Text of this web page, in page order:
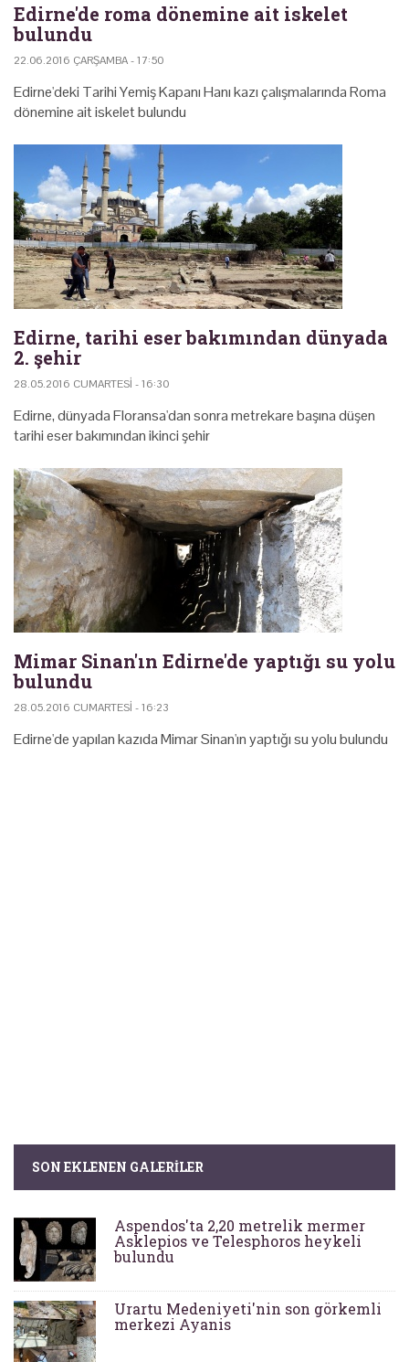
Edirne'de roma dönemine ait iskelet
bulundu
22.06.2016 ÇARŞAMBA - 17:50
Edirne'deki Tarihi Yemiş Kapanı Hanı kazı çalışmalarında Roma
dönemine ait iskelet bulundu
Edirne, tarihi eser bakımından dünyada
2. şehir
28.05.2016 CUMARTESI - 16:30
Edirne, dünyada Floransa'dan sonra metrekare başına düşen
tarihi eser bakımından ikinci şehir
Mimar Sinan'ın Edirne'de yaptığı su yolu
bulundu
28.05.2016 CUMARTESI - 16:23
Edirne'de yapılan kazıda Mimar Sinan'ın yaptığı su yolu bulundu
SON EKLENEN GALERILER
Aspendos'ta 2,20 metrelik mermer
Asklepios ve Telesphoros heykeli
bulundu
Urartu Medeniyeti'nin son görkemli
merkezi Ayanis